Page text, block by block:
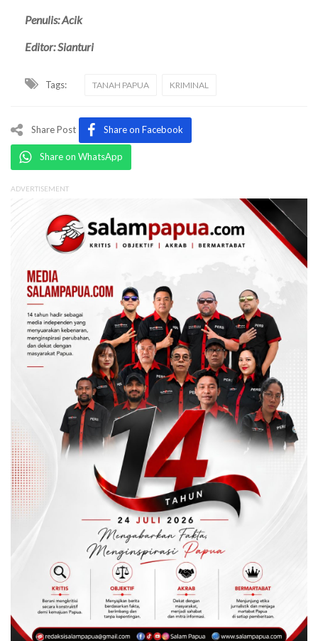
Penulis: Acik
Editor: Sianturi
Tags: TANAH PAPUA KRIMINAL
Share Post Share on Facebook
Share on WhatsApp
ADVERTISEMENT